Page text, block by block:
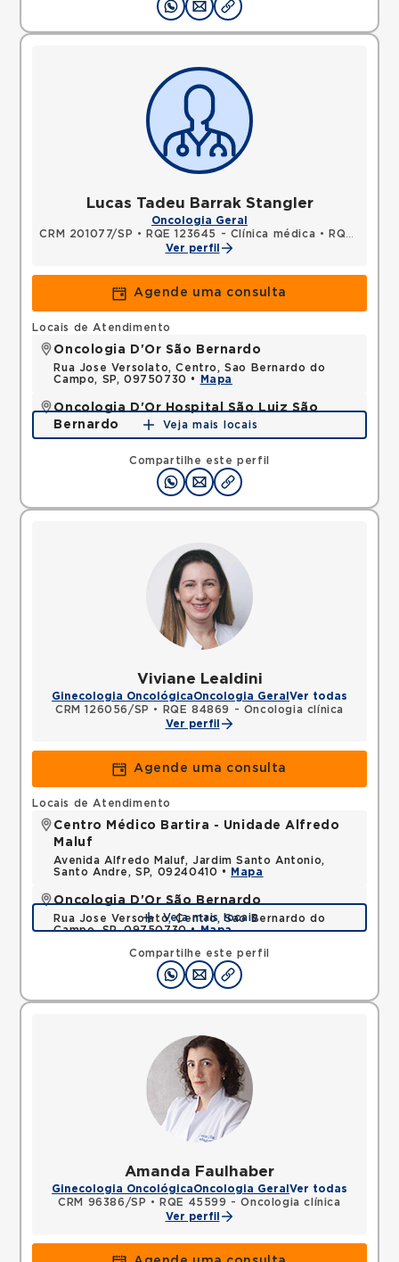
Lucas Tadeu Barrak Stangler
Oncologia Geral
CRM 201077/SP • RQE 123645 - Clínica médica •
RQE 123814 - Oncologia clínica
Ver perfil
Agende uma consulta
Compartilhe este perfil
Locais de Atendimento
Oncologia D'Or São Bernardo
Rua Jose Versolato, Centro, Sao Bernardo do
Campo, SP, 09750730 •
Mapa
Oncologia D'Or Hospital São Luiz São
Bernardo
Avenida Joao Firmino, Assuncao, Sao Bernardo do
Campo, SP, 09810250 •
Mapa
Veja mais locais
Viviane Lealdini
Ginecologia OncológicaOncologia Geral Ver todas
CRM 126056/SP •
RQE 84869 - Oncologia clínica
Ver perfil
Agende uma consulta
Compartilhe este perfil
Locais de Atendimento
Centro Médico Bartira - Unidade Alfredo
Maluf
Avenida Alfredo Maluf, Jardim Santo Antonio,
Santo Andre, SP, 09240410 •
Mapa
Oncologia D'Or São Bernardo
Rua Jose Versolato, Centro, Sao Bernardo do
Campo, SP, 09750730 •Mapa
Veja mais locais
Amanda Faulhaber
Ginecologia OncológicaOncologia Geral Ver todas
CRM 96386/SP •
RQE 45599 - Oncologia clínica
Ver perfil